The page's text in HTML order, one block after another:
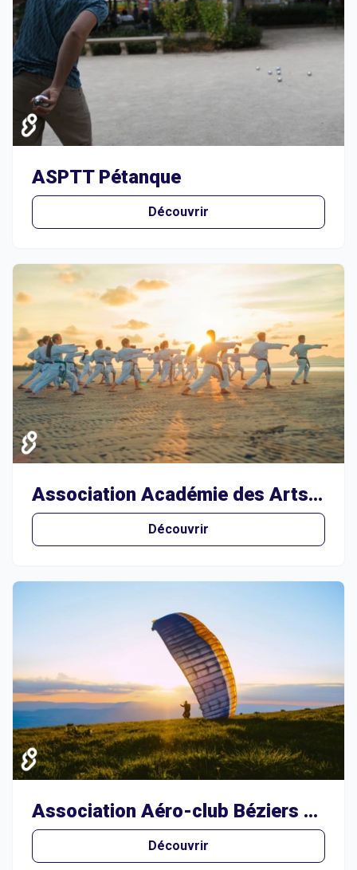
ASPTT Pétanque
Découvrir
Association Académie des Arts Martiaux
Découvrir
Association Aéro-club Béziers Cap d’Agde
Découvrir